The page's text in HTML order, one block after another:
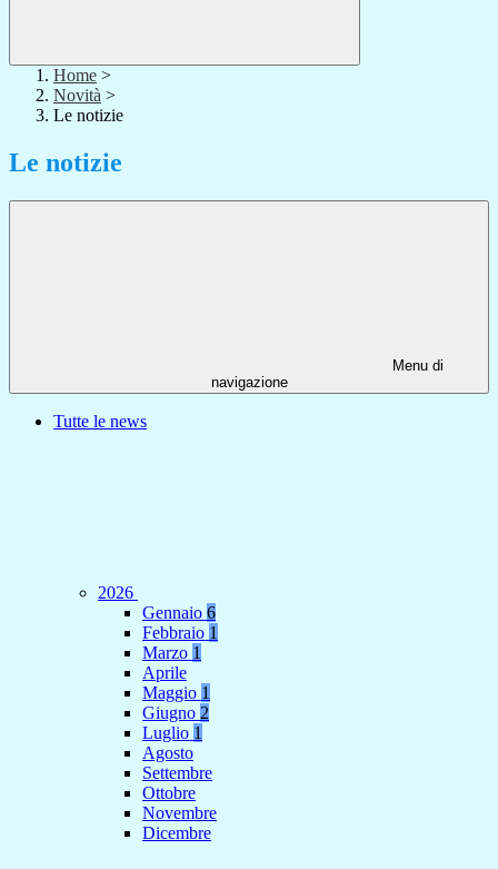
Home >
Novità >
Le notizie
Le notizie
Menu di
navigazione
Tutte le news
2026
Gennaio 6
Febbraio 1
Marzo 1
Aprile
Maggio 1
Giugno 2
Luglio 1
Agosto
Settembre
Ottobre
Novembre
Dicembre